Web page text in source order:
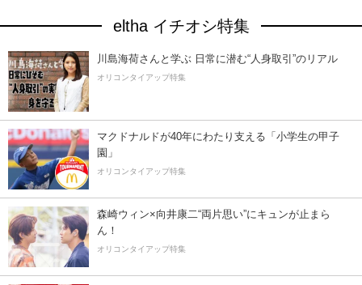
eltha イチオシ特集
川島海荷さんと学ぶ 日常に潜む“人身取引”のリアル
オリコンタイアップ特集
マクドナルドが40年にわたり支える「小学生の甲子
園」
オリコンタイアップ特集
森崎ウィン×向井康二“両片思い”にキュンが止まら
ん！
オリコンタイアップ特集